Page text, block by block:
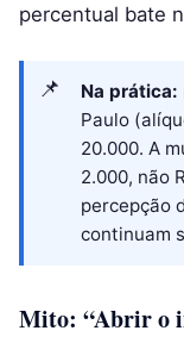
percentual bate
Na prática:
Paulo
20.000. A
2.000, não
percepção
continuam
Mito: “Abrir o